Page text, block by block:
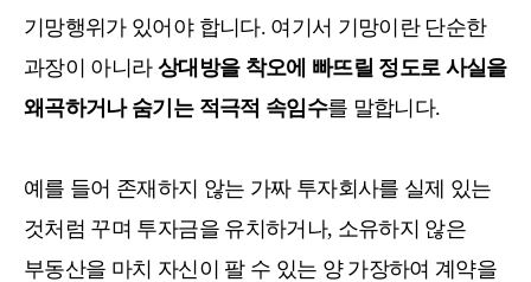
기망행위가 있어야 합니다. 여기서 기망이란 단순한
과장이 아니라 상대방을 착오에 빠뜨릴 정도로 사실을
왜곡하거나 숨기는 적극적 속임수를 말합니다.
예를 들어 존재하지 않는 가짜 투자회사를 실제 있는
것처럼 꾸며 투자금을 유치하거나, 소유하지 않은
부동산을 마치 자신이 팔 수 있는 양 가장하여 계약을